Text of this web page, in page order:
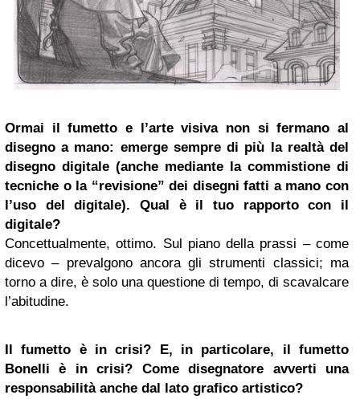
Ormai il fumetto e l’arte visiva non si fermano al
disegno a mano: emerge sempre di più la realtà del
disegno digitale (anche mediante la commistione di
tecniche o la “revisione” dei disegni fatti a mano con
l’uso del digitale). Qual è il tuo rapporto con il
digitale?
Concettualmente, ottimo. Sul piano della prassi – come
dicevo – prevalgono ancora gli strumenti classici; ma
torno a dire, è solo una questione di tempo, di scavalcare
l’abitudine.
Il fumetto è in crisi? E, in particolare, il fumetto
Bonelli è in crisi? Come disegnatore avverti una
responsabilità anche dal lato grafico artistico?